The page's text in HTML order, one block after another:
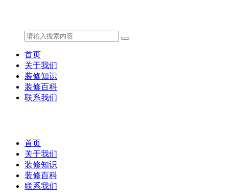
首页
关于我们
装修知识
装修百科
联系我们
首页
关于我们
装修知识
装修百科
联系我们